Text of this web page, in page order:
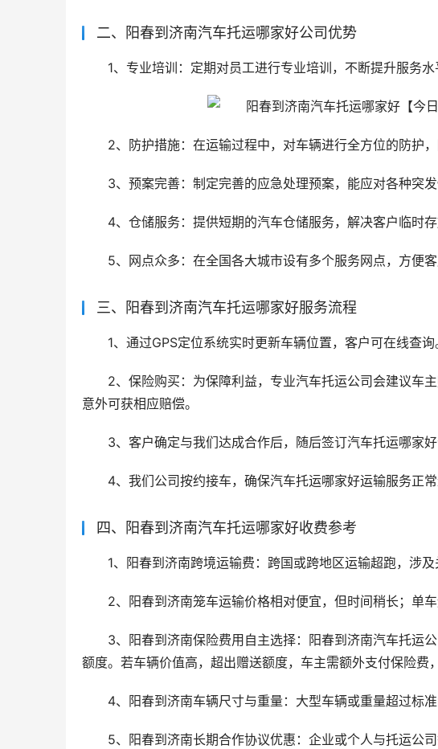
二、阳春到济南汽车托运哪家好公司优势
1、专业培训：定期对员工进行专业培训，不断提升服务水
2、防护措施：在运输过程中，对车辆进行全方位的防护
3、预案完善：制定完善的应急处理预案，能应对各种突发
4、仓储服务：提供短期的汽车仓储服务，解决客户临时存
5、网点众多：在全国各大城市设有多个服务网点，方便客
三、阳春到济南汽车托运哪家好服务流程
1、通过GPS定位系统实时更新车辆位置，客户可在线查询
2、保险购买：为保障利益，专业汽车托运公司会建议车
意外可获相应赔偿。
3、客户确定与我们达成合作后，随后签订汽车托运哪家好
4、我们公司按约接车，确保汽车托运哪家好运输服务正常
四、阳春到济南汽车托运哪家好收费参考
1、阳春到济南跨境运输费：跨国或跨地区运输超跑，涉及
2、阳春到济南笼车运输价格相对便宜，但时间稍长；单
3、阳春到济南保险费用自主选择：阳春到济南汽车托运
额度。若车辆价值高，超出赠送额度，车主需额外支付保险费
4、阳春到济南车辆尺寸与重量：大型车辆或重量超过标
5、阳春到济南长期合作协议优惠：企业或个人与托运公